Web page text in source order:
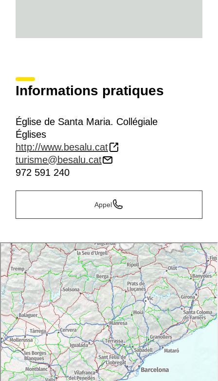
Informations pratiques
Église de Santa Maria. Collégiale
Églises
http://www.besalu.cat
turisme@besalu.cat
972 591 240
Appel